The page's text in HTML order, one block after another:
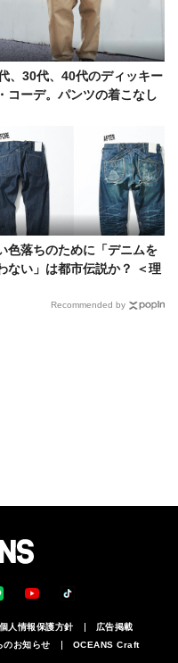
、30代、40代のディッキー
コーデ。パンツの着こなし
色落ちのために「デニムを
ない」は都市伝説か？ ＜理
Recommended by
個人情報保護方針
広告掲載
のお知らせ OCEANS Craft